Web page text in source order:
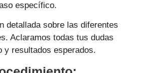
específico.
detallada sobre las diferentes
Aclaramos todas tus dudas
y resultados esperados.